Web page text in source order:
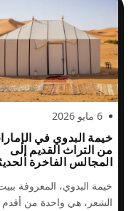
6 مايو 2026
خيمة البدوي في
من التراث القديم إلى
المجالس الفاخرة
خيمة البدوي، المعروفة
الشعر، هي واحدة من أقدم